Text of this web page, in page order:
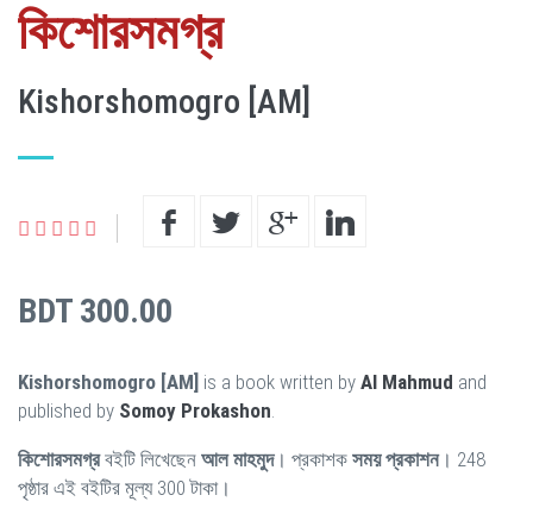
কিশোরসমগ্র
Kishorshomogro [AM]
BDT 300.00
Kishorshomogro [AM] is a book written by Al Mahmud and
published by Somoy Prokashon
কিশোরসমগ্রবইটি লিখেছেন আল মাহমুদ। প্রকাশক সময় প্রকাশন। 248
পৃষ্ঠার এই বইটির মূল্য 300 টাকা।